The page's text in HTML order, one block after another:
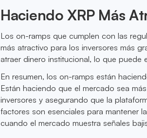
Haciendo XRP Más
Los on-ramps que cumplen con las
más atractivo para los inversores más
atraer dinero institucional, lo que puede
En resumen, los on-ramps están
Están haciendo que el mercado sea
inversores y asegurando que la
factores son esenciales para mantener
cuando el mercado muestra señales